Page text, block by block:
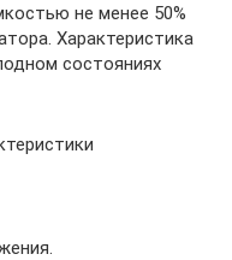
не менее 50%
Характеристика
состояниях